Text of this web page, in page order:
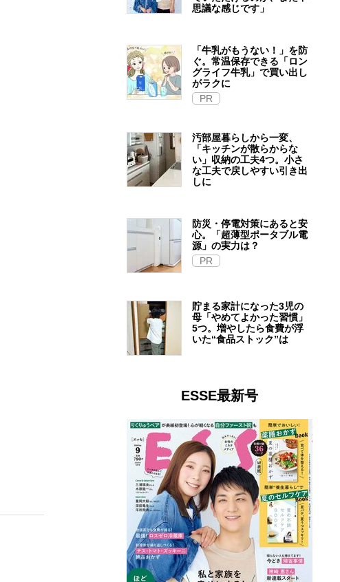
思議な感じです」
「牛乳がもうない！」を防
ぐ。常温保存できる「ロン
グライフ牛乳」で買い出し
がラクに
PR
汚部屋暮らしから一変、
「キッチンが散らからな
い」収納の工夫4つ。小さ
な工夫で戻しやすい引き出
しに
防災・停電対策にあると安
心。「超薄型ポータブル電
源」の実力は？​
PR
貯まる家計になった3児の
母「やめてよかった習慣」
5つ。増やしたら食費が浮
いた“食品ストック”は
ESSE最新号